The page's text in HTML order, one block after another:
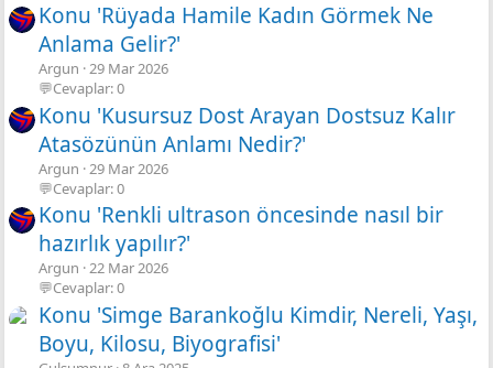
Konu 'Rüyada Hamile Kadın Görmek Ne
Anlama Gelir?'
Argun 29 Mar 2026
💬Cevaplar: 0
Konu 'Kusursuz Dost Arayan Dostsuz Kalır
Atasözünün Anlamı Nedir?'
Argun 29 Mar 2026
💬Cevaplar: 0
Konu 'Renkli ultrason öncesinde nasıl bir
hazırlık yapılır?'
Argun 22 Mar 2026
💬Cevaplar: 0
Konu 'Simge Barankoğlu Kimdir, Nereli, Yaşı,
Boyu, Kilosu, Biyografisi'